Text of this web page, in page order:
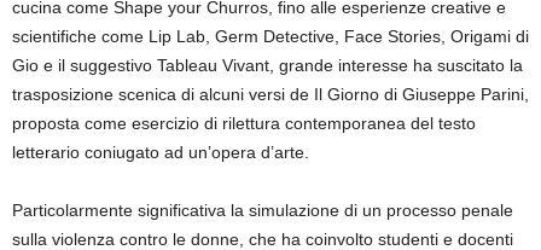
cucina come Shape your Churros , fino alle esperienze creative e
scientifiche come Lip Lab Germ Detective Face Stories Origami di
Gio e il suggestivo Tableau Vivant, grande interesse ha suscitato la
trasposizione scenica di alcuni versi de Il Giorno di Giuseppe Parini,
proposta come esercizio di rilettura contemporanea del testo
letterario coniugato ad un’opera d’arte.
Particolarmente significativa la simulazione di un processo penale
sulla violenza contro le donne, che ha coinvolto studenti e docenti